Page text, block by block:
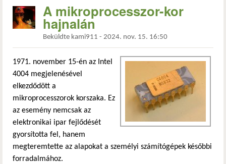
A mikroprocesszor-kor
hajnalán
Beküldte kami911 - 2024. nov. 15. 16:50
1971. november 15-én az Intel
4004 megjelenésével
elkezdődött a
mikroprocesszorok korszaka. Ez
az esemény nemcsak az
elektronikai ipar fejlődését
gyorsította fel, hanem
megteremtette az alapokat a személyi számítógépek későbbi
forradalmához.